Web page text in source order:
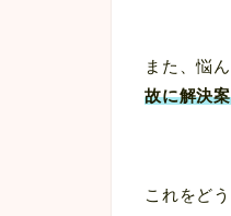
また、悩
故に解決
これをど